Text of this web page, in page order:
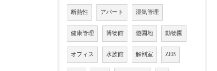
断熱性 アパート 湿気管理
健康管理 博物館 遊園地 動物園
オフィス 水族館 解剖室 ZEB